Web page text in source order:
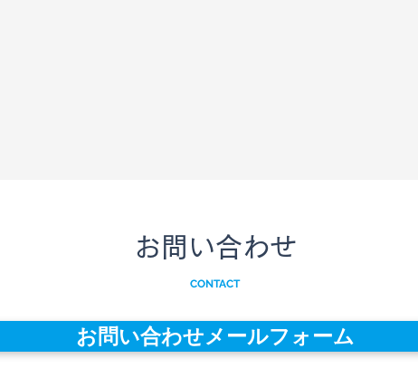
お問い合わせ
CONTACT
お問い合わせメールフォーム